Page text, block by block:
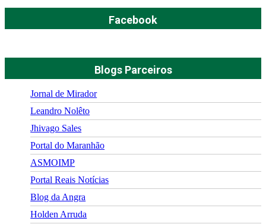
Facebook
Blogs Parceiros
Jornal de Mirador
Leandro Nolêto
Jhivago Sales
Portal do Maranhão
ASMOIMP
Portal Reais Notí­cias
Blog da Angra
Holden Arruda